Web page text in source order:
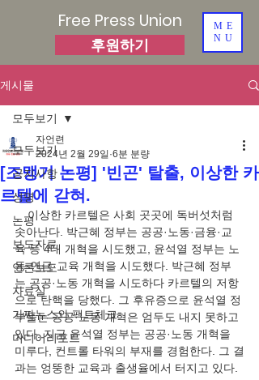
Free Press Union
후원하기
ME
NU
게시물
모두보기
공지사항
성명
논평
보도자료
언론보도
자료실
가짜뉴스와 팩트체크
미디어리포트
모두보기
[조맹기 논평] '빈곤' 탈출, 이상한 카
르텔에 갇혀.
자언련
2024년 2월 29일 6분 분량
    이상한 카르텔은 사회 곳곳에 독버섯처럼
솟아난다. 박근혜 정부는 공공·노동·금융·교
육 등 4대 개혁을 시도했고, 윤석열 정부는 노
동·연금·교육 개혁을 시도했다. 박근혜 정부
는 공공·노동 개혁을 시도하다 카르텔의 저항
으로 탄핵을 당했다. 그 후유증으로 윤석열 정
부들는 공공·노동 개혁은 엄두도 내지 못하고
있다. 지금 윤석열 정부는 공공·노동 개혁을
미루다, 컨트롤 타워의 부재를 경험한다. 그 결
과는 엉뚱한 교육과 출생율에서 터지고 있다.